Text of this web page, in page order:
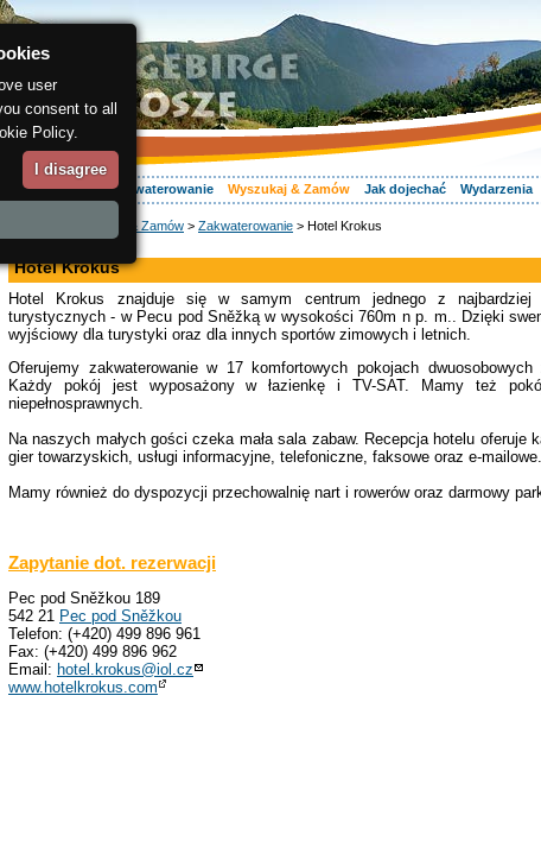
Wasz urlop Zakwaterowanie Wyszukaj & Zamów Jak dojechać Wydarzenia
Wyszukaj & Zamów > Zakwaterowanie > Hotel Krokus
Hotel Krokus
Hotel Krokus znajduje się w samym centrum jednego z najbardziej
turystycznych - w Pecu pod Sněžką w wysokości 760m n p. m.. Dzięki
wyjściowy dla turystyki oraz dla innych sportów zimowych i letnich.
Oferujemy zakwaterowanie w 17 komfortowych pokojach
Każdy pokój jest wyposażony w łazienkę i TV-SAT. Mamy też
niepełnosprawnych.
Na naszych małych gości czeka mała sala zabaw. Recepcja hotelu oferuje
gier towarzyskich, usługi informacyjne, telefoniczne, faksowe oraz e-mailowe.
Mamy również do dyspozycji przechowalnię nart i rowerów oraz darmowy
Zapytanie dot. rezerwacji
Pec pod Sněžkou 189
542 21 Pec pod Sněžkou
Telefon: (+420) 499 896 961
Fax: (+420) 499 896 962
Email: hotel.krokus@iol.cz
www.hotelkrokus.com
user
consent to all
Policy.
I disagree